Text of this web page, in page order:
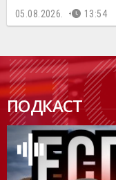
05.08.2026. 13:54
ПОДКАСТ